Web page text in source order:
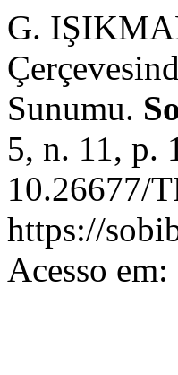
G.
Sunumu.
5, n. 11, p.
10.26677/
https://
Acesso